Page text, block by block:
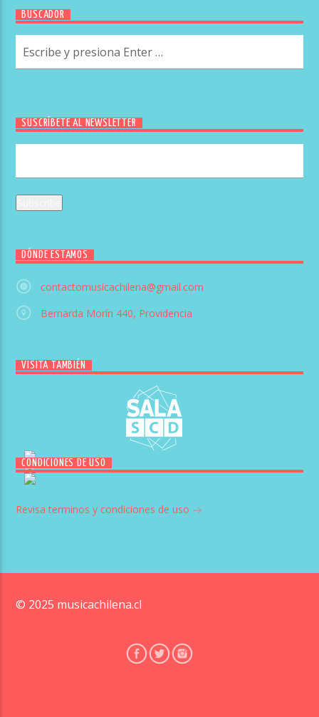
BUSCADOR
SUSCRÍBETE AL NEWSLETTER
DÓNDE ESTAMOS
contactomusicachilena@gmail.com
Bernarda Morín 440, Providencia
VISITA TAMBIÉN
CONDICIONES DE USO
Revisa terminos y condiciones de uso
© 2025 musicachilena.cl